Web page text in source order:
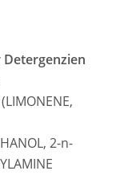
Detergenzien
2-n-